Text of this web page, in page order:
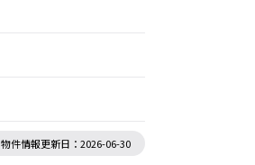
物件情報更新日：2026-06-30